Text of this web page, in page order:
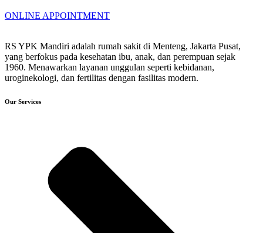
ONLINE APPOINTMENT
RS YPK Mandiri adalah rumah sakit di Menteng, Jakarta Pusat,
yang berfokus pada kesehatan ibu, anak, dan perempuan sejak
1960. Menawarkan layanan unggulan seperti kebidanan,
uroginekologi, dan fertilitas dengan fasilitas modern.
Our Services